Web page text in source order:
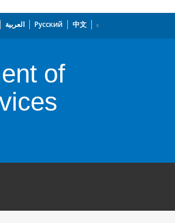
العربية Русский 中文
of